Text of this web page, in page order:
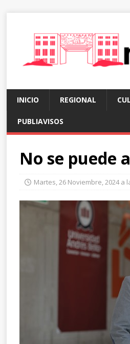
INICIO REGIONAL
PUBLIAVISOS
No se puede
Martes, 26 Noviembre, 2024 a